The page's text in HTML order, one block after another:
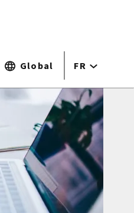
Global FR